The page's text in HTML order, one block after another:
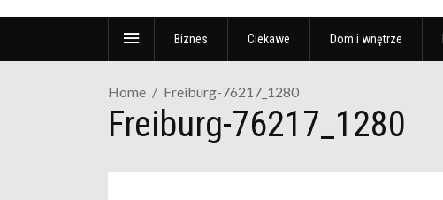
Biznes Ciekawe Dom i wnętrze
Home Freiburg-76217_1280
Freiburg-76217_1280